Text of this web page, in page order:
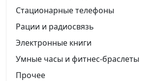
Стационарные телефоны
Рации и радиосвязь
Электронные книги
Умные часы и фитнес-браслеты
Прочее